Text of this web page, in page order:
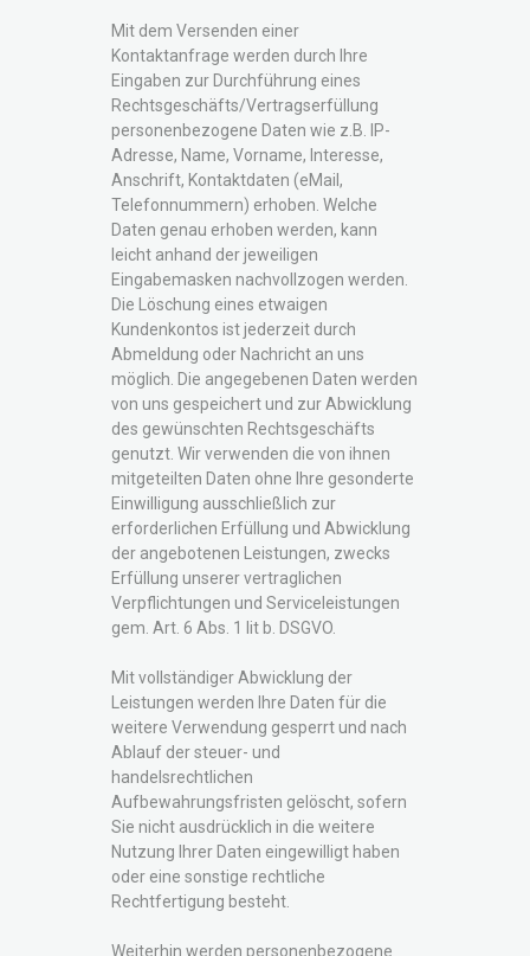
Mit dem Versenden einer
Kontaktanfrage werden durch Ihre
Eingaben zur Durchführung eines
Rechtsgeschäfts/Vertragserfüllung
personenbezogene Daten wie z.B. IP-
Adresse, Name, Vorname, Interesse,
Anschrift, Kontaktdaten (eMail,
Telefonnummern) erhoben. Welche
Daten genau erhoben werden, kann
leicht anhand der jeweiligen
Eingabemasken nachvollzogen werden.
Die Löschung eines etwaigen
Kundenkontos ist jederzeit durch
Abmeldung oder Nachricht an uns
möglich. Die angegebenen Daten werden
von uns gespeichert und zur Abwicklung
des gewünschten Rechtsgeschäfts
genutzt. Wir verwenden die von ihnen
mitgeteilten Daten ohne Ihre gesonderte
Einwilligung ausschließlich zur
erforderlichen Erfüllung und Abwicklung
der angebotenen Leistungen, zwecks
Erfüllung unserer vertraglichen
Verpflichtungen und Serviceleistungen
gem. Art. 6 Abs. 1 lit b. DSGVO.
Mit vollständiger Abwicklung der
Leistungen werden Ihre Daten für die
weitere Verwendung gesperrt und nach
Ablauf der steuer- und
handelsrechtlichen
Aufbewahrungsfristen gelöscht, sofern
Sie nicht ausdrücklich in die weitere
Nutzung Ihrer Daten eingewilligt haben
oder eine sonstige rechtliche
Rechtfertigung besteht.
Weiterhin werden personenbezogene